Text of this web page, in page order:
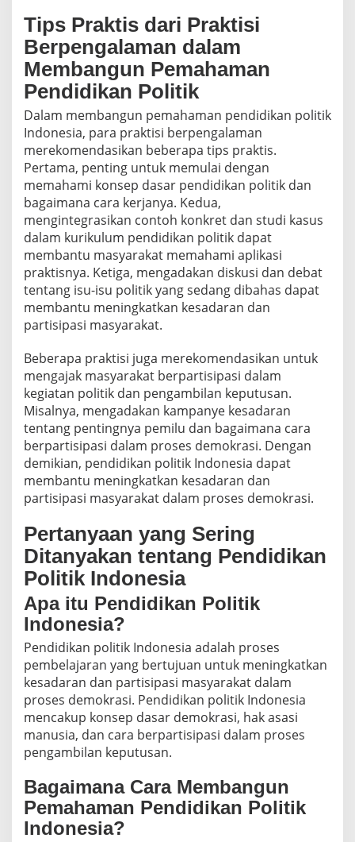
Tips Praktis dari Praktisi
Berpengalaman dalam
Membangun Pemahaman
Pendidikan Politik
Dalam membangun pemahaman pendidikan politik
Indonesia, para praktisi berpengalaman
merekomendasikan beberapa tips praktis.
Pertama, penting untuk memulai dengan
memahami konsep dasar pendidikan politik dan
bagaimana cara kerjanya. Kedua,
mengintegrasikan contoh konkret dan studi kasus
dalam kurikulum pendidikan politik dapat
membantu masyarakat memahami aplikasi
praktisnya. Ketiga, mengadakan diskusi dan debat
tentang isu-isu politik yang sedang dibahas dapat
membantu meningkatkan kesadaran dan
partisipasi masyarakat.
Beberapa praktisi juga merekomendasikan untuk
mengajak masyarakat berpartisipasi dalam
kegiatan politik dan pengambilan keputusan.
Misalnya, mengadakan kampanye kesadaran
tentang pentingnya pemilu dan bagaimana cara
berpartisipasi dalam proses demokrasi. Dengan
demikian, pendidikan politik Indonesia dapat
membantu meningkatkan kesadaran dan
partisipasi masyarakat dalam proses demokrasi.
Pertanyaan yang Sering
Ditanyakan tentang Pendidikan
Politik Indonesia
Apa itu Pendidikan Politik
Indonesia?
Pendidikan politik Indonesia adalah proses
pembelajaran yang bertujuan untuk meningkatkan
kesadaran dan partisipasi masyarakat dalam
proses demokrasi. Pendidikan politik Indonesia
mencakup konsep dasar demokrasi, hak asasi
manusia, dan cara berpartisipasi dalam proses
pengambilan keputusan.
Bagaimana Cara Membangun
Pemahaman Pendidikan Politik
Indonesia?